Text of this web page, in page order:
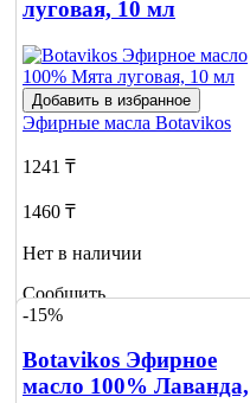
луговая, 10 мл
Добавить в избранное
Эфирные масла Botavikos
1241 ₸
1460 ₸
Нет в наличии
Сообщить
о наличии
-15%
Botavikos Эфирное
масло 100% Лаванда,